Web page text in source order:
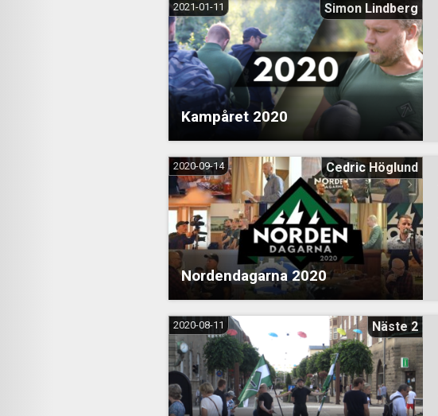
Kampåret 2020
2021-01-11
Simon Lindberg
Nordendagarna 2020
2020-09-14
Cedric Höglund
2020-08-11
Näste 2